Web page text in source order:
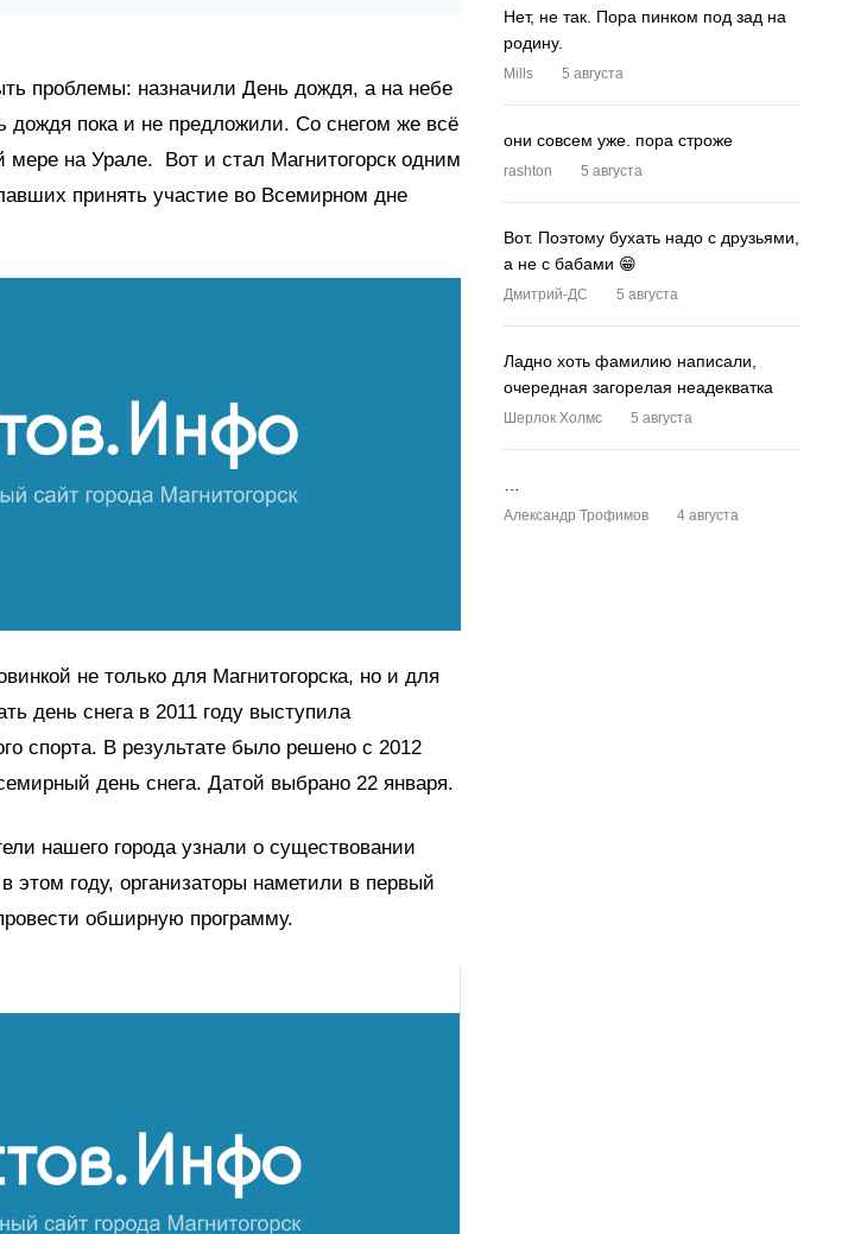
проблемы: назначили День дождя, а на небе
дождя пока и не предложили. Со снегом же всё
на Урале. Вот и стал Магнитогорск одним
принять участие во Всемирном дне
не только для Магнитогорска, но и для
день снега в 2011 году выступила
спорта. В результате было решено с 2012
день снега. Датой выбрано 22 января.
нашего города узнали о существовании
этом году, организаторы наметили в первый
обширную программу.
Нет, не так. Пора пинком под зад на
родину.
Mills 5 августа
они совсем уже. пора строже
rashton 5 августа
Вот. Поэтому бухать надо с друзьями,
а не с бабами 😁
Дмитрий-ДС 5 августа
Ладно хоть фамилию написали,
очередная загорелая неадекватка
Шерлок Холмс 5 августа
Александр Трофимов 4 августа